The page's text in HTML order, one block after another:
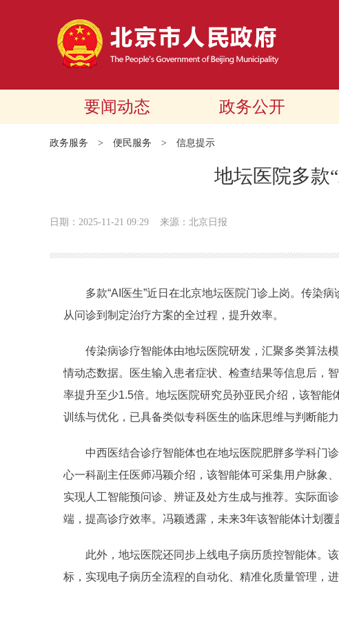
要闻动态 政务公开
政务服务 > 便民服务 > 信息提示
地坛医院多款
日期：2025-11-21 09:29 来源：北京日报
多款“AI医生”近日在北京地坛医院门诊上岗。传染病
从问诊到制定治疗方案的全过程，提升效率。
传染病诊疗智能体由地坛医院研发，汇聚多类算法模
情动态数据。医生输入患者症状、检查结果等信息后，
率提升至少1.5倍。地坛医院研究员孙亚民介绍，该智
训练与优化，已具备类似专科医生的临床思维与判断能力
中西医结合诊疗智能体也在地坛医院肥胖多学科门诊
心一科副主任医师冯颖介绍，该智能体可采集用户脉象
实现人工智能预问诊、辨证及处方生成与推荐。实际面
端，提高诊疗效率。冯颖透露，未来3年该智能体计划覆
此外，地坛医院还同步上线电子病历质控智能体。该
标，实现电子病历全流程的自动化、精准化质量管理，